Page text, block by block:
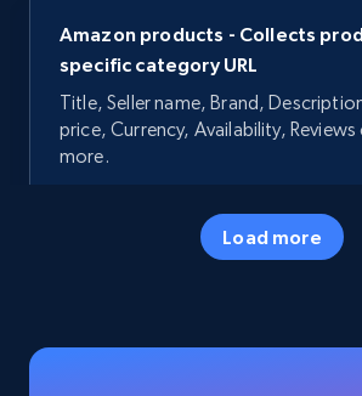
Amazon products - Collects
specific category URL
Title, Seller name, Brand,
price, Currency, Availability,
more.
5.7K+
Load more